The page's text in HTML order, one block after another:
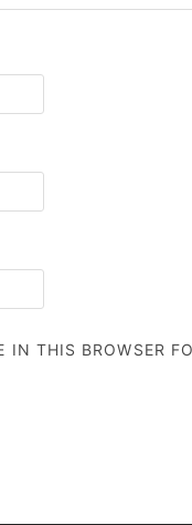
IN THIS BROWSER